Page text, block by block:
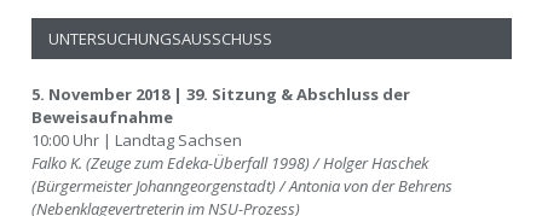
UNTERSUCHUNGSAUSSCHUSS
5. November 2018 | 39. Sitzung & Abschluss der
Beweisaufnahme
10:00 Uhr | Landtag Sachsen
Falko K. (Zeuge zum Edeka-Überfall 1998) / Holger Haschek
(Bürgermeister Johanngeorgenstadt) / Antonia von der Behrens
(Nebenklagevertreterin im NSU-Prozess)